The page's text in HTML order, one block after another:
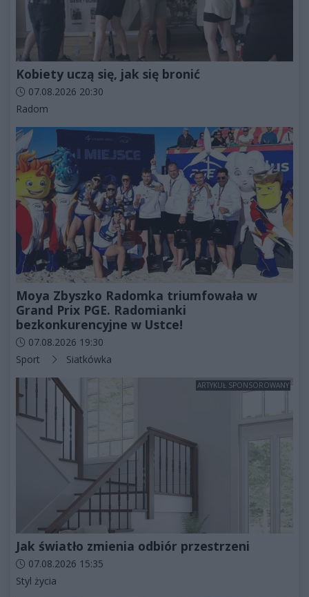
Kobiety uczą się, jak się bronić
Data dodania artykułu:
07.08.2026 20:30
Kategorie artykułu:
Radom
Moya Zbyszko Radomka triumfowała w
Grand Prix PGE. Radomianki
bezkonkurencyjne w Ustce!
Data dodania artykułu:
07.08.2026 19:30
Kategorie artykułu:
Sport Siatkówka
ARTYKUŁ SPONSOROWANY
Jak światło zmienia odbiór przestrzeni
Data dodania artykułu:
07.08.2026 15:35
Kategorie artykułu:
Styl życia